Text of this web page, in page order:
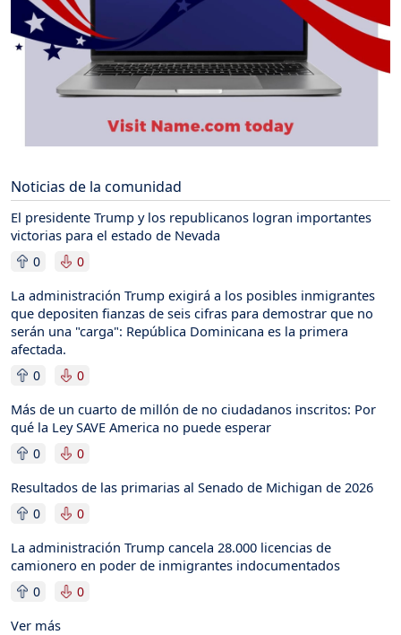
Noticias de la comunidad
El presidente Trump y los republicanos logran importantes
victorias para el estado de Nevada
0 0
La administración Trump exigirá a los posibles inmigrantes
que depositen fianzas de seis cifras para demostrar que no
serán una "carga": República Dominicana es la primera
afectada.
0 0
Más de un cuarto de millón de no ciudadanos inscritos: Por
qué la Ley SAVE America no puede esperar
0 0
Resultados de las primarias al Senado de Michigan de 2026
0 0
La administración Trump cancela 28.000 licencias de
camionero en poder de inmigrantes indocumentados
0 0
Ver más